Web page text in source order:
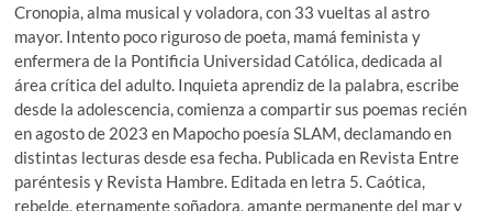
Cronopia, alma musical y voladora, con 33 vueltas al astro
mayor. Intento poco riguroso de poeta, mamá feminista y
enfermera de la Pontificia Universidad Católica, dedicada al
área crítica del adulto. Inquieta aprendiz de la palabra, escribe
desde la adolescencia, comienza a compartir sus poemas recién
en agosto de 2023 en Mapocho poesía SLAM, declamando en
distintas lecturas desde esa fecha. Publicada en Revista Entre
paréntesis y Revista Hambre. Editada en letra 5. Caótica,
rebelde, eternamente soñadora, amante permanente del mar y